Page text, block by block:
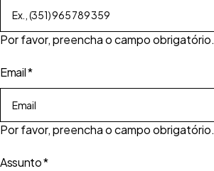
Por favor, preencha o campo obrigatório.
Email*
Por favor, preencha o campo obrigatório.
Assunto*